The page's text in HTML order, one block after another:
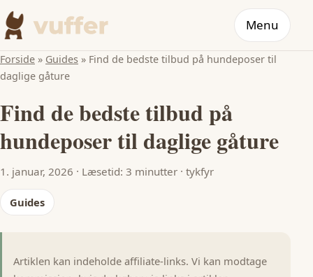
Menu
Forside » Guides » Find de bedste tilbud på hundeposer til
daglige gåture
Find de bedste tilbud på
hundeposer til daglige gåture
1. januar, 2026 · Læsetid: 3 minutter · tykfyr
Guides
Artiklen kan indeholde affiliate-links. Vi kan modtage